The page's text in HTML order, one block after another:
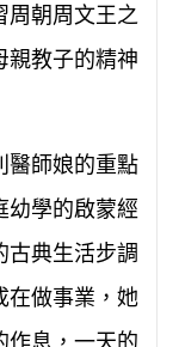
周朝周文王之
親教子的精神
醫師娘的重點
幼學的啟蒙經
古典生活步調
在做事業，她
作息，一天的